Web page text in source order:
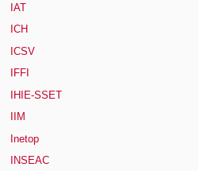
IAT
ICH
ICSV
IFFI
IHIE-SSET
IIM
Inetop
INSEAC